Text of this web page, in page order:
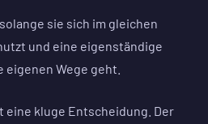
sie sich im gleichen
und eine eigenständige
Wege geht.
eine kluge Entscheidung. Der